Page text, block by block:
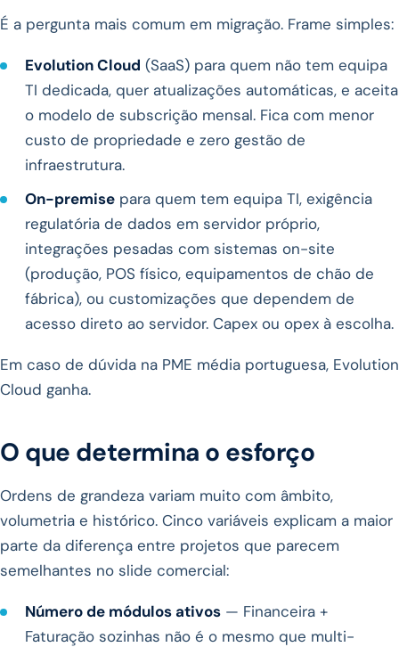
É a pergunta mais comum em migração. Frame simples:
Evolution Cloud (SaaS) para quem não tem equipa
TI dedicada, quer atualizações automáticas, e aceita
o modelo de subscrição mensal. Fica com menor
custo de propriedade e zero gestão de
infraestrutura.
On-premise para quem tem equipa TI, exigência
regulatória de dados em servidor próprio,
integrações pesadas com sistemas on-site
(produção, POS físico, equipamentos de chão de
fábrica), ou customizações que dependem de
acesso direto ao servidor. Capex ou opex à escolha.
Em caso de dúvida na PME média portuguesa, Evolution
Cloud ganha.
O que determina o esforço
Ordens de grandeza variam muito com âmbito,
volumetria e histórico. Cinco variáveis explicam a maior
parte da diferença entre projetos que parecem
semelhantes no slide comercial:
Número de módulos ativos — Financeira +
Faturação sozinhas não é o mesmo que multi-